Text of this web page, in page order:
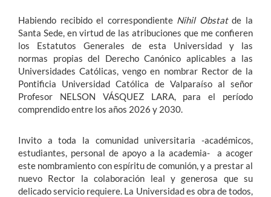
Habiendo recibido el correspondiente Nihil Obstatde la
Santa Sede, en virtud de las atribuciones que me confieren
los Estatutos Generales de esta Universidad y las
normas propias del Derecho Canónico aplicables a las
Universidades Católicas, vengo en nombrar Rector de la
Pontificia Universidad Católica de Valparaíso al señor
Profesor NELSON VÁSQUEZ LARA, para el período
comprendido entre los años 2026 y 2030.
Invito a toda la comunidad universitaria -académicos,
estudiantes, personal de apoyo a la academia- a acoger
este nombramiento con espíritu de comunión, y a prestar al
nuevo Rector la colaboración leal y generosa que su
delicado servicio requiere. La Universidad es obra de todos,